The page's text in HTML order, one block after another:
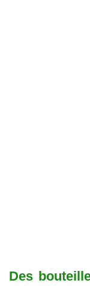
Des